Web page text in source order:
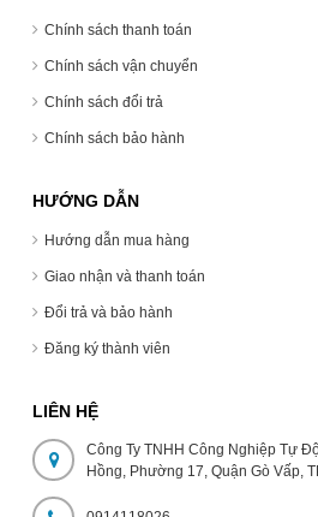
Chính sách thanh toán
Chính sách vận chuyển
Chính sách đổi trả
Chính sách bảo hành
HƯỚNG DẪN
Hướng dẫn mua hàng
Giao nhận và thanh toán
Đổi trả và bảo hành
Đăng ký thành viên
LIÊN HỆ
Công Ty TNHH Công Nghiệp Tự
Hồng, Phường 17, Quận Gò Vấp,